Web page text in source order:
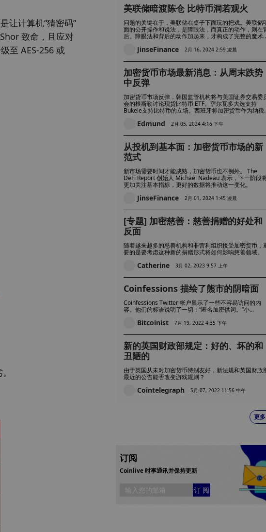
让计算机“猜密码”
致命，且应对
至 AES-256 或
美联储暗渡陈仓 比特币洞若观火
问题的关键在于，美联储在桌子下面玩的把戏。美联储
面的公开操作和说法，是障眼法，而真正的动作，则在
后。障眼法和背后的动作加起来，才构成了完整的魔术
JinseFinance 2月 16, 2024 2:59 凌晨
加密货币市场最新消息：从周末跌势
中反弹
加密货币市场反弹，韩国监管机构将与美国证券交易委
会的根斯勒讨论现货比特币 ETF。萨尔瓦多大选支持
Bukele支持比特币的立场。西班牙将加密货币作为纳税
Edmund 2月 05, 2024 4:16 下午
从投机到基本面：加密货币市场的新
范式
新市场需要时间才能成熟，加密货币也不例外。 The
DeFi Report 创始人 Michael Nadeau 表示，下一阶段
更加关注基本指标，更好的数据将推动这一变化。
JinseFinance 2月 01, 2024 1:45 凌晨
[专题] 加密慈善：慈善捐赠的好处和
反面
随着越来越多的慈善机构和非营利组织接受加密货币，
要的是要考虑这种新的捐赠形式将如何影响慈善领域。
Catherine 3月 02, 2023 9:57 上午
Coinfessions 描绘了熊市的阴暗面
Coinfessions Twitter 帐户显示了一些不容易访问的内
容。他们的标语说明了一切：“匿名加密供词。”小...
Bitcoinist 7月 19, 2022 4:35 下午
新的英国财政部规定：好的、坏的和
丑陋的
由于英国从未对加密货币特别友好，新法规和英国财政
最近的公告能否改变游戏规则？
Cointelegraph 5月 07, 2022 11:56 中午
更多
订阅
Coinlive 时事通讯并保持更新
订 阅